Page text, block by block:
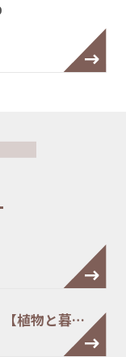
【植物と暮…